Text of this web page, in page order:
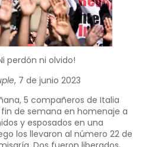
perdón ni olvido!
, 7 de junio 2023
5 compañeros de Italia
de semana en homenaje a
y esposados en una
los llevaron al número 22 de